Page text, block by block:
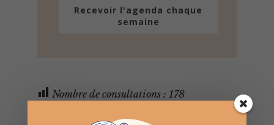
Recevoir l'agenda chaque
semaine
Nombre de consultations : 178